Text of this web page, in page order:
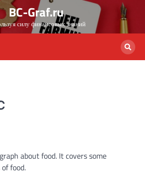
BC-Graf.ru
силу финансовых знаний
about food. It covers some
food.